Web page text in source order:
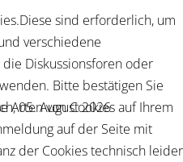
05. August 2026
sind erforderlich, um
verschiedene
Diskussionsforen oder
Bitte bestätigen Sie
Arten von Cookies auf Ihrem
auf der Seite mit
der Cookies technisch leider